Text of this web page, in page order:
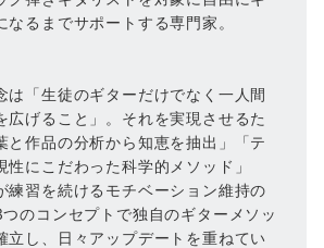
なるまでサポートする専門家。
は「生徒のギターだけでなく一人間
広げること」。それを実現させるた
と作品の分析から知恵を抽出」「テ
性にこだわった科学的メソッド」
練習を続けるモチベーション維持の
のコンセプトで独自のギターメソッ
立し、日々アップデートを重ねてい